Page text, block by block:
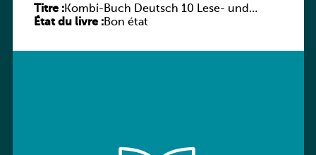
Titre :Kombi-Buch Deutsch 10 Lese- und
Sprachbuch
État du livre :Bon état